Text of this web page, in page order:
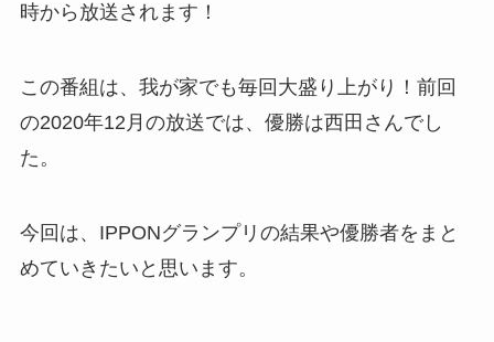
時から放送されます！
この番組は、我が家でも毎回大盛り上がり！前回
の2020年12月の放送では、優勝は西田さんでし
た。
今回は、IPPONグランプリの結果や優勝者をまと
めていきたいと思います。